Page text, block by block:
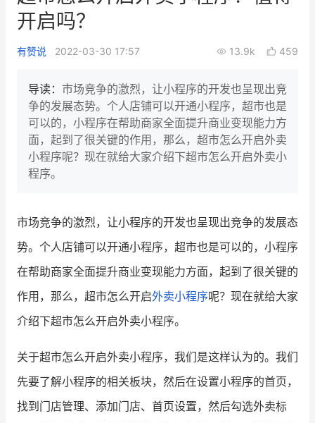
新零售大会
增长产品指南
智库 产品场景库
产品更新动态
新零售资讯
培训课程
增长俱乐部
增长俱乐部 有赞商盟
开启吗？
有赞说 2022-03-30 17:57 13.9k 459
导读： 市场竞争的激烈，让小程序的开发也呈现出竞
争的发展态势。个人店铺可以开通小程序，超市也是
可以的，小程序在帮助商家全面提升商业变现能力方
面，起到了很关键的作用，那么，超市怎么开启外卖
小程序呢？现在就给大家介绍下超市怎么开启外卖小
程序。
市场竞争的激烈，让小程序的开发也呈现出竞争的发展态
势。个人店铺可以开通小程序，超市也是可以的，小程序
在帮助商家全面提升商业变现能力方面，起到了很关键的
作用，那么，超市怎么开启外卖小程序呢？现在就给大家
介绍下超市怎么开启外卖小程序。
关于超市怎么开启外卖小程序，我们是这样认为的。我们
先要了解小程序的相关板块，然后在设置小程序的首页，
找到门店管理、添加门店、首页设置，然后勾选外卖标